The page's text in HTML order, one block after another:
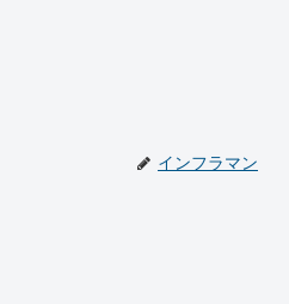
インフラマン